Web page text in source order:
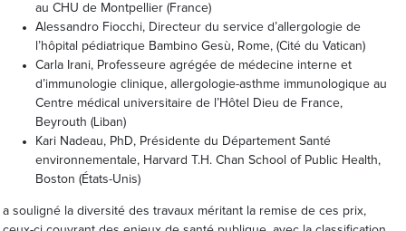
au CHU de Montpellier (France)
Alessandro Fiocchi, Directeur du service d’allergologie de
l’hôpital pédiatrique Bambino Gesù, Rome, (Cité du Vatican)
Carla Irani, Professeure agrégée de médecine interne et
d’immunologie clinique, allergologie-asthme immunologique au
Centre médical universitaire de l’Hôtel Dieu de France,
Beyrouth (Liban)
Kari Nadeau, PhD, Présidente du Département Santé
environnementale, Harvard T.H. Chan School of Public Health,
Boston (États-Unis)
a souligné la diversité des travaux méritant la remise de ces prix,